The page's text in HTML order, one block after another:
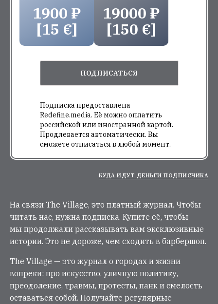
1900 ₽
[15 €]
19000 ₽
[150 €]
ПОДПИСАТЬСЯ
Подписка предоставлена
Redefine.media. Её можно оплатить
российской или иностранной картой.
Продлевается автоматически. Вы
сможете отписаться в любой момент.
КУДА ИДУТ ДЕНЬГИ ПОДПИСЧИКА
На связи The Village, это платный журнал. Чтобы
читать нас, нужна подписка. Купите её, чтобы
мы продолжали рассказывать вам эксклюзивные
истории. Это не дороже, чем сходить в барбершоп.
The Village — это журнал о городах и жизни
вопреки: про искусство, уличную политику,
преодоление, травмы, протесты, панк и смелость
оставаться собой. Получайте регулярные